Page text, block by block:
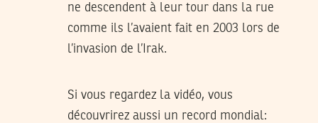
ne descendent à leur tour dans la rue
comme ils l’avaient fait en 2003 lors de
l’invasion de l’Irak.
Si vous regardez la vidéo, vous
découvrirez aussi un record mondial: